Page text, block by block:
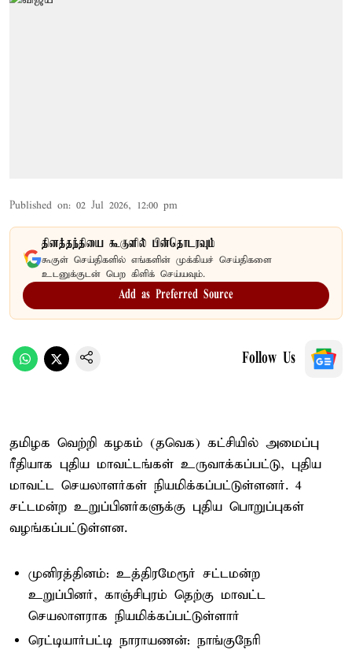
Published on: 02 Jul 2026, 12:00 pm
தினத்தந்தியை கூகுளில் பின்தொடரவும்
கூகுள் செய்திகளில் எங்களின் முக்கியச் செய்திகளை
உடனுக்குடன் பெற கிளிக் செய்யவும்.
Add as Preferred Source
Follow Us
தமிழக வெற்றி கழகம் (தவெக) கட்சியில் அமைப்பு
ரீதியாக புதிய மாவட்டங்கள் உருவாக்கப்பட்டு, புதிய
மாவட்ட செயலாளர்கள் நியமிக்கப்பட்டுள்ளனர். 4
சட்டமன்ற உறுப்பினர்களுக்கு புதிய பொறுப்புகள்
வழங்கப்பட்டுள்ளன.
முனிரத்தினம்: உத்திரமேரூர் சட்டமன்ற
உறுப்பினர், காஞ்சிபுரம் தெற்கு மாவட்ட
செயலாளராக நியமிக்கப்பட்டுள்ளார்
ரெட்டியார்பட்டி நாராயணன்: நாங்குநேரி